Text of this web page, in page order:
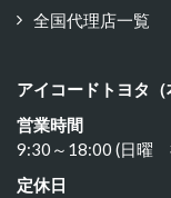
全国代理店一覧
アイコードトヨタ（
営業時間
9:30～18:00 (日
定休日